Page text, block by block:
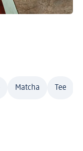
Matcha Tee